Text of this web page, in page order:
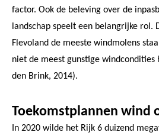
factor. Ook de beleving over de
landschap speelt een belangrijke
Flevoland de meeste windmolens
niet de meest gunstige windcondities
den Brink, 2014).
Toekomstplannen wind
In 2020 wilde het Rijk 6 duizend